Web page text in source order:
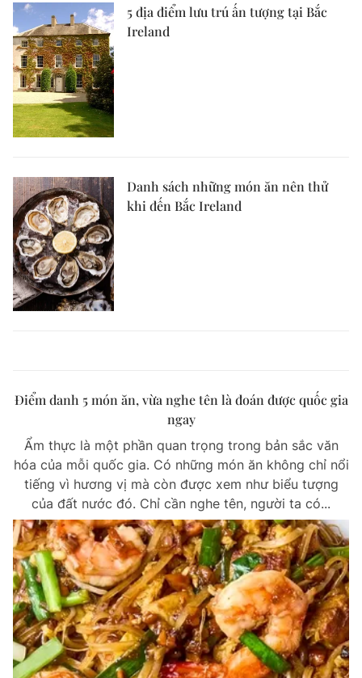
5 địa điểm lưu trú ấn tượng tại Bắc
Ireland
Danh sách những món ăn nên thử
khi đến Bắc Ireland
Điểm danh 5 món ăn, vừa nghe tên là đoán được quốc gia
ngay
Ẩm thực là một phần quan trọng trong bản sắc văn
hóa của mỗi quốc gia. Có những món ăn không chỉ nổi
tiếng vì hương vị mà còn được xem như biểu tượng
của đất nước đó. Chỉ cần nghe tên, người ta có...